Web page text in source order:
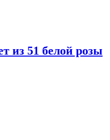
из 51 белой розы